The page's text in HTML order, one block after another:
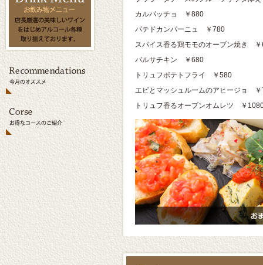
カルパッチョ ￥880
パテドカンパーニュ ￥780
スパイス香る鶏モモのオーブン焼き
バルサチキン ￥680
トリュフポテトフライ ￥580
エビとマッシュルームのアヒージョ
トリュフ香るオープンオムレツ ￥